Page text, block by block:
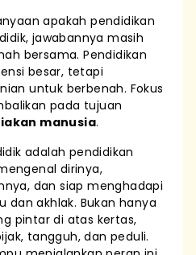
apakah pendidikan
jawabannya masih
bersama. Pendidikan
besar, tetapi
untuk berbenah. Fokus
pada tujuan
manusia.
adalah pendidikan
dirinya,
dan siap menghadapi
dan akhlak. Bukan hanya
pintar di atas kertas,
tangguh, dan peduli.